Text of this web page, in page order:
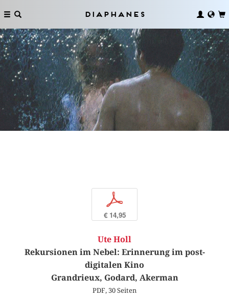
Diaphanes
p
€ 14,95
Ute Holl
Rekursionen im Nebel: Erinnerung im post-
digitalen Kino
Grandrieux, Godard, Akerman
PDF, 30 Seiten